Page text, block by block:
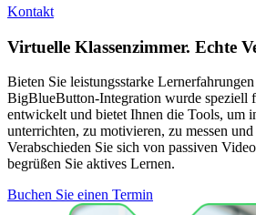
Kontakt
Virtuelle Klassenzimmer. Echte
Bieten Sie leistungsstarke
BigBlueButton-Integration wurde speziell
entwickelt und bietet Ihnen die Tools, um
unterrichten, zu motivieren, zu messen
Verabschieden Sie sich von passiven
begrüßen Sie aktives Lernen.
Buchen Sie einen Termin